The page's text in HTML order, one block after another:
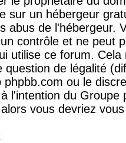
sur un hébergeur
abus de l'hébergeur.
contrôle et ne peut
utilise ce forum.
question de légalité
phpbb.com ou le
l'intention du
vous devriez